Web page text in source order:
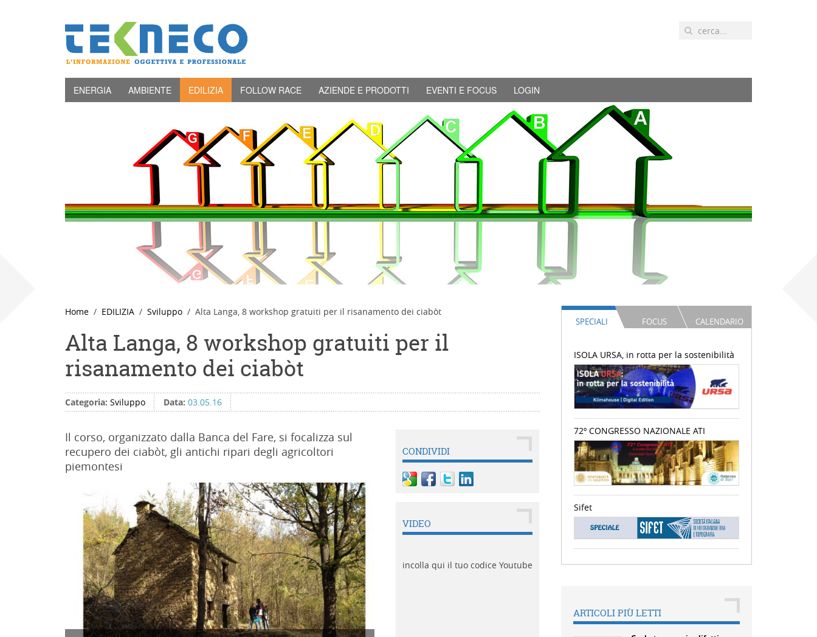
ENERGIA AMBIENTE EDILIZIA FOLLOW RACE AZIENDE E PRODOTTI EVENTI E FOCUS LOGIN
Home EDILIZIA Sviluppo Alta Langa, 8 workshop gratuiti per il risanamento dei ciabòt
Alta Langa, 8 workshop gratuiti per il
risanamento dei ciabòt
Categoria: Sviluppo Data: 03.05.16
Il corso, organizzato dalla Banca del Fare, si focalizza sul
recupero dei ciabòt, gli antichi ripari degli agricoltori
piemontesi
CONDIVIDI
VIDEO
incolla qui il tuo codice Youtube
SPECIALI FOCUS CALENDARIO
ISOLA URSA, in rotta per la sostenibilità
72º CONGRESSO NAZIONALE ATI
Sifet
ARTICOLI PIÙ LETTI